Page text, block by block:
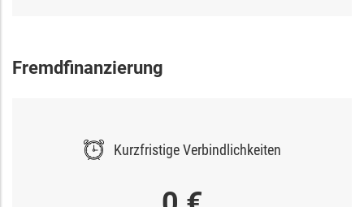
Fremdfinanzierung
Kurzfristige Verbindlichkeiten